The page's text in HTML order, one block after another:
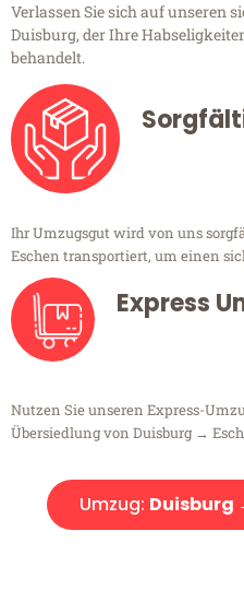
Verlassen Sie sich auf unseren
Duisburg, der Ihre
behandelt.
Ihr Umzugsgut wird von uns
Eschen transportiert, um einen
Express
Nutzen Sie unseren Express-
Übersiedlung von Duisburg →
Umzug: Duisburg